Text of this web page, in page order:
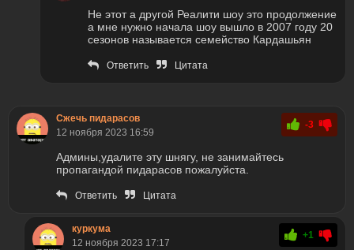
Не этот а другой Реалити шоу это продолжение
а мне нужно начала шоу вышло в 2007 году 20
сезонов называется семейство Кардашьян
Ответить Цитата
Сжечь пидарасов
12 ноября 2023 16:59
-3
Админы,удалите эту шнягу, не занимайтесь
пропагандой пидарасов пожалуйста.
Ответить Цитата
куркума
12 ноября 2023 17:17
+1